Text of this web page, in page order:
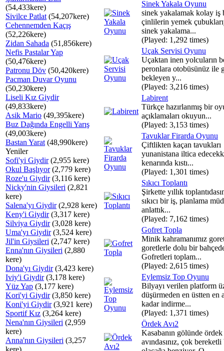
(54,433kere)
Sivilce Patlat (54,207kere)
Cehennemden Kaçış
(52,226kere)
Zidan Sahada (51,856kere)
Nefis Pastalar Yap
(50,476kere)
Patronu Döv (50,420kere)
Pacman Duvar Oyunu
(50,230kere)
Liseli Kız Giydir
(49,833kere)
Asik Mario (49,395kere)
Buz Dağında Engelli Yarış
(49,003kere)
Bastan Yarat (48,990kere)
Yeniler
Sofi'yi Giydir(2,955 kere)
Okul Başlıyor(2,779 kere)
Roze'u Giydir(3,116 kere)
Nicky'nin Giysileri (2,821
kere)
Salena'yı Giydir(2,928 kere)
Keny'i Giydir(3,317 kere)
Silviya Giydir(3,028 kere)
Uma'yı Giydir(3,524 kere)
Jil'in Giysileri (2,747 kere)
Enna'nın Giysileri (2,880
kere)
Dona'yı Giydir(3,423 kere)
Iviy'i Giydir(3,178 kere)
Yüz Yap (3,177 kere)
Kori'yi Giydir(3,850 kere)
Koni'yi Giydir(3,921 kere)
Sportif Kız (3,264 kere)
Nena'nın Giysileri (2,959
kere)
Anna'nın Giysileri (3,257
kere)
Sinek Yakala Oyunu
sinek yakalamak kolay iş
çinlilerin yemek
sinek yakalama...
(Played: 1,292 times)
Uçak Servisi Oyunu
Uçaktan inen yolcuların
peronlara otobüsünüz ile
bekleyen y...
(Played: 3,216 times)
Labirent
Türkçe hazırlanmış bir
açıklamaları okuyun...
(Played: 3,153 times)
Tavuklar Firarda Oyunu
Çiftlikten kaçan tavukları
yunanistana iltica
kenarında kıstı...
(Played: 1,301 times)
Sıkıcı Toplantı
Şirkette yıllık
sıkıcı bir iş, planlama
anlattık...
(Played: 7,162 times)
Gofret Topla
Minik kahramanımız
goretlerle dolu bir
Gofretleri toplam...
(Played: 2,615 times)
Eylemsiz Top Oyunu
Bilyayı verilen platform
düşürmeden en üstten en
kadar indirme...
(Played: 1,371 times)
Ördek Avı2
Kasabanın gölünde ördek
avındasınız, çok